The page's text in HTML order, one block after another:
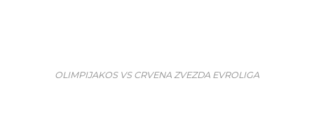
OLIMPIJAKOS VS CRVENA ZVEZDA EVROLIGA